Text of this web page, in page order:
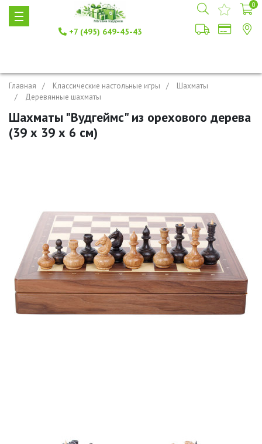
+7 (495) 649-45-43
0
Главная Классические настольные игры
Шахматы
Деревянные шахматы
Шахматы "Вудгеймс" из орехового дерева
(39 х 39 х 6 см)